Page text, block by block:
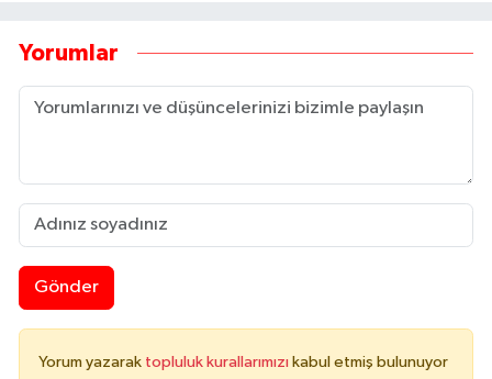
Yorumlar
Gönder
Yorum yazarak topluluk kurallarımızı kabul etmiş bulunuyor